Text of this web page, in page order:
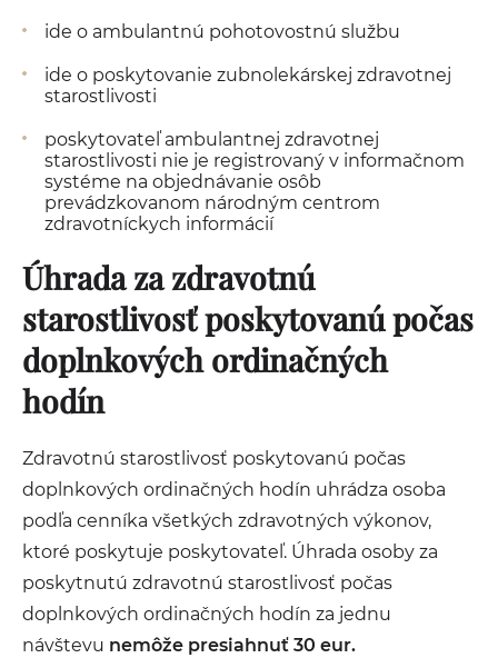
ide o ambulantnú pohotovostnú službu
ide o poskytovanie zubnolekárskej zdravotnej
starostlivosti
poskytovateľ ambulantnej zdravotnej
starostlivosti nie je registrovaný v informačnom
systéme na objednávanie osôb
prevádzkovanom národným centrom
zdravotníckych informácií
Úhrada za zdravotnú
starostlivosť poskytovanú počas
doplnkových ordinačných
hodín
Zdravotnú starostlivosť poskytovanú počas
doplnkových ordinačných hodín uhrádza osoba
podľa cenníka všetkých zdravotných výkonov,
ktoré poskytuje poskytovateľ. Úhrada osoby za
poskytnutú zdravotnú starostlivosť počas
doplnkových ordinačných hodín za jednu
návštevu nemôže presiahnuť 30 eur.